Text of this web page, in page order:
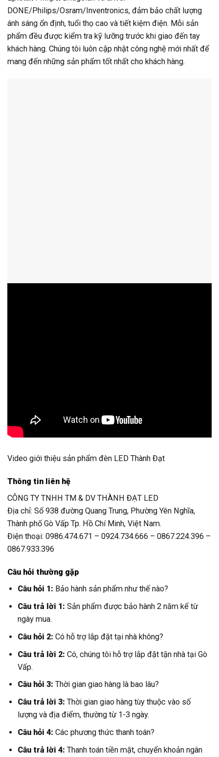
DONE/Philips/Osram/Inventronics, đảm bảo chất lượng
ánh sáng ổn định, tuổi thọ cao và tiết kiệm điện. Mỗi sản
phẩm đều được kiểm tra kỹ lưỡng trước khi giao đến tay
khách hàng. Chúng tôi luôn cập nhật công nghệ mới nhất để
mang đến những sản phẩm tốt nhất cho khách hàng.
Video giới thiệu sản phẩm đèn LED Thành Đạt
Thông tin liên hệ
CÔNG TY TNHH TM & DV THÀNH ĐẠT LED
Địa chỉ: Số 938 đường Quang Trung, Phường Yên Nghĩa,
Thành phố Gò Vấp Tp. Hồ Chí Minh, Việt Nam.
Điện thoại: 0986.474.671 – 0924.734.666 – 0867.224.396 –
0867.933.396
Câu hỏi thường gặp
Câu hỏi 1: Bảo hành sản phẩm như thế nào?
Câu trả lời 1: Sản phẩm được bảo hành 2 năm kể từ
ngày mua.
Câu hỏi 2: Có hỗ trợ lắp đặt tại nhà không?
Câu trả lời 2: Có, chúng tôi hỗ trợ lắp đặt tận nhà tại Gò
Vấp.
Câu hỏi 3: Thời gian giao hàng là bao lâu?
Câu trả lời 3: Thời gian giao hàng tùy thuộc vào số
lượng và địa điểm, thường từ 1-3 ngày.
Câu hỏi 4: Các phương thức thanh toán?
Câu trả lời 4: Thanh toán tiền mặt, chuyển khoản ngân